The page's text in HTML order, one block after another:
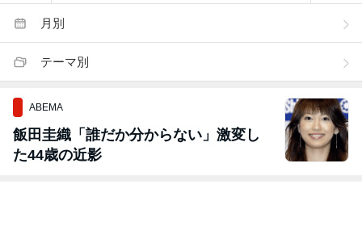
月別
テーマ別
ABEMA
飯田圭織「誰だか分からない」激変し
た44歳の近影